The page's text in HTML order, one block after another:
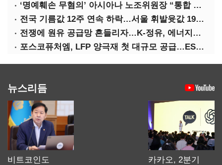
‘명예훼손 무혐의’ 아시아나 노조위원장 “통합 위해 법적 대응 않겠다”
전국 기름값 12주 연속 하락…서울 휘발윳값 1909원
전쟁에 원유 공급망 흔들리자…K-정유, 에너지안보 핵심으로 재부상
포스코퓨처엠, LFP 양극재 첫 대규모 공급…ESS 시장 공략
뉴스리듬
비트코인도
카카오, 2분기